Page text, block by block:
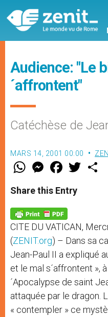
Audience: "Le
´affrontent"
Catéchèse de
MARS 14, 2001 00:00
W
t
s
p
p
M
e
s
e
g
e
r
F
a
e
b
o
k
w
Share this Entry
CITE DU VATICAN,
(ZENIT.org) – Dans sa
Jean-Paul II a expliqué
et le mal s´affrontent »,
´Apocalypse de saint
attaquée par le dragon.
« contempler » ce